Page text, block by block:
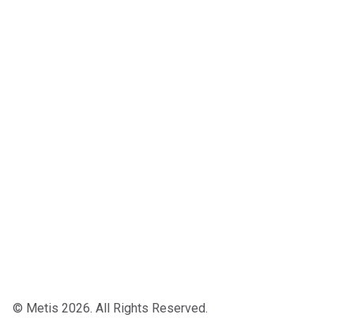
© Metis 2026. All Rights Reserved.